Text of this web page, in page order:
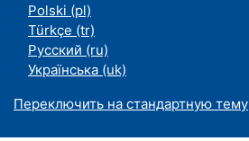
Polski ‎(pl)‎
Türkçe ‎(tr)‎
Русский ‎(ru)‎
Українська ‎(uk)‎
Переключить на стандартную тему